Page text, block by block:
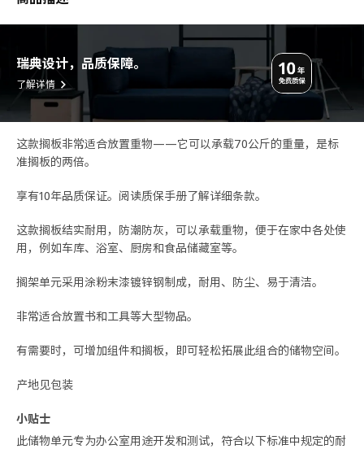
瑞典设计，品质保障。
了解详情
这款搁板非常适合放置重物——它可以承载70公斤的重量，是标
准搁板的两倍。
享有10年品质保证。阅读质保手册了解详细条款。
这款搁板结实耐用，防潮防灰，可以承载重物，便于在家中各处使
用，例如车库、浴室、厨房和食品储藏室等。
搁架单元采用涂粉末漆镀锌钢制成，耐用、防尘、易于清洁。
非常适合放置书和工具等大型物品。
有需要时，可增加组件和搁板，即可轻松拓展此组合的储物空间。
产地见包装
小贴士
此储物单元专为办公室用途开发和测试，符合以下标准中规定的耐